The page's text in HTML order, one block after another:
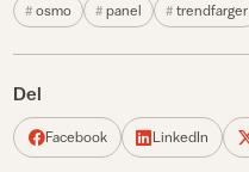
osmo panel trendfarger
Del
Facebook LinkedIn